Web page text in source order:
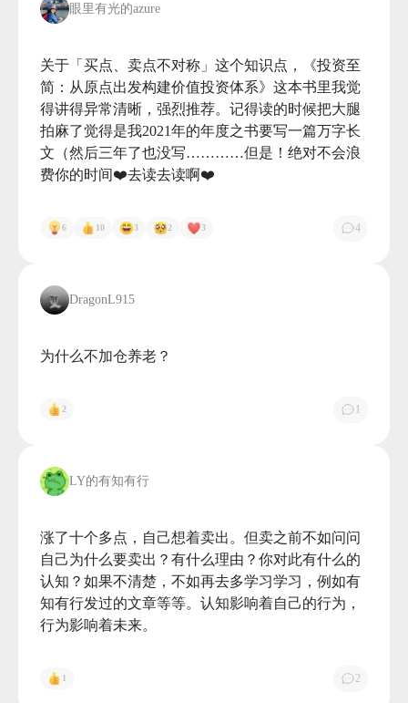
眼里有光的azure
关于「买点、卖点不对称」这个知识点，《投资至
简：从原点出发构建价值投资体系》这本书里我觉
得讲得异常清晰，强烈推荐。记得读的时候把大腿
拍麻了觉得是我2021年的年度之书要写一篇万字长
文（然后三年了也没写…………但是！绝对不会浪
费你的时间❤️去读去读啊❤️
6 10 3 2 3 4
DragonL915
为什么不加仓养老？
2 1
LY的有知有行
涨了十个多点，自己想着卖出。但卖之前不如问问
自己为什么要卖出？有什么理由？你对此有什么的
认知？如果不清楚，不如再去多学习学习，例如有
知有行发过的文章等等。认知影响着自己的行为，
行为影响着未来。
1 2